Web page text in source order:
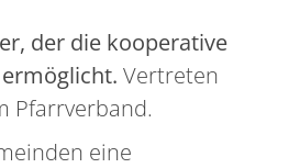
der die kooperative
Vertreten
Pfarrverband.
eine